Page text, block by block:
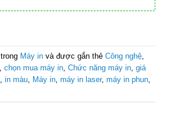
Máy in và được gắn thẻ Công nghệ
chọn mua máy in Chức năng máy in giá
in màu Máy in máy in laser, máy in phun